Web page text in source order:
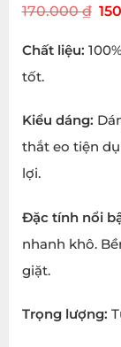
170.000₫
Chất liệu:
tốt.
Kiểu dáng:
thắt eo tiện
lợi.
Đặc tính nổi
nhanh khô.
giặt.
Trọng lượng: